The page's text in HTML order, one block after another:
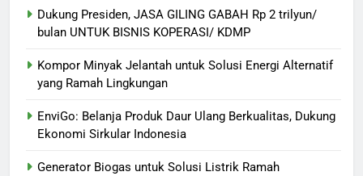
Dukung Presiden, JASA GILING GABAH Rp 2 trilyun/
bulan UNTUK BISNIS KOPERASI/ KDMP
Kompor Minyak Jelantah untuk Solusi Energi Alternatif
yang Ramah Lingkungan
EnviGo: Belanja Produk Daur Ulang Berkualitas, Dukung
Ekonomi Sirkular Indonesia
Generator Biogas untuk Solusi Listrik Ramah